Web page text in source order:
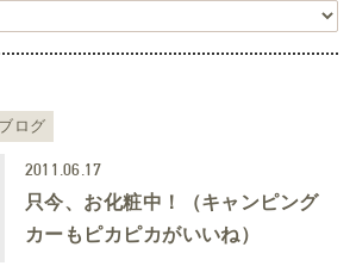
ログ
2011.06.17
只今、お化粧中！（キャンピング
カーもピカピカがいいね）